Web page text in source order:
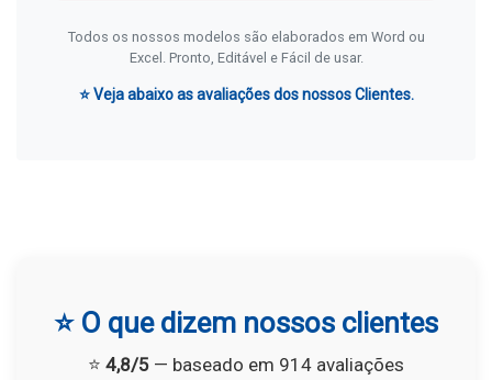
Todos os nossos modelos são elaborados em Word ou
Excel. Pronto, Editável e Fácil de usar.
⭐ Veja abaixo as avaliações dos nossos Clientes.
⭐ O que dizem nossos clientes
⭐ 4,8/5 — baseado em 914 avaliações